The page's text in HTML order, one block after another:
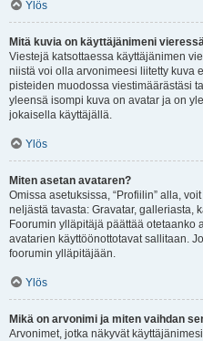
Ylös
Mitä kuvia on käyttäjänimeni
Viestejä katsottaessa käyttäjänimen
niistä voi olla arvonimeesi liitetty kuva
pisteiden muodossa viestimäärästäsi
yleensä isompi kuva on avatar ja on
jokaisella käyttäjällä.
Ylös
Miten asetan avataren?
Omissa asetuksissa, “Profiilin” alla,
neljästä tavasta: Gravatar, galleriasta,
Foorumin ylläpitäjä päättää otetaanko
avatarien käyttöönottotavat sallitaan.
foorumin ylläpitäjään.
Ylös
Mikä on arvonimi ja miten vaihdan
Arvonimet, jotka näkyvät